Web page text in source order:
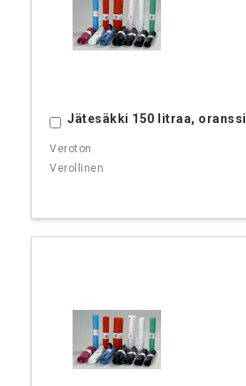
Jätesäkki 150 litraa, oranssi
Ostoskoriin